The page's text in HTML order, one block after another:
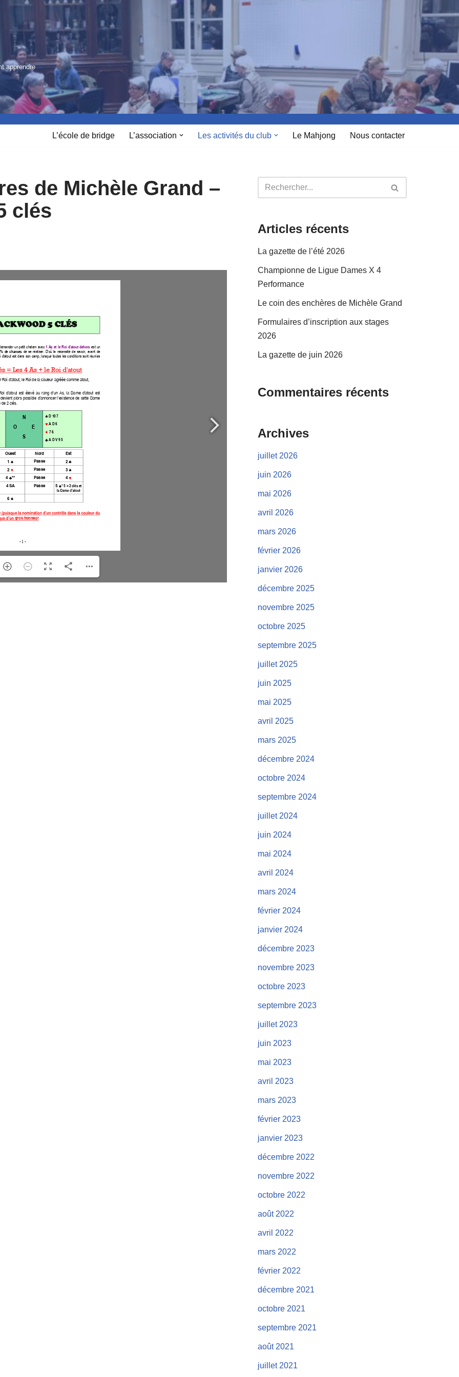
apprendre
L’école de bridge L’association Les activités du club Le Mahjong Nous contacter
de Michèle Grand –
clés
Articles récents
La gazette de l’été 2026
Championne de Ligue Dames X 4
Performance
Le coin des enchères de Michèle Grand
Formulaires d’inscription aux stages
2026
La gazette de juin 2026
Commentaires récents
Archives
juillet 2026
juin 2026
mai 2026
avril 2026
mars 2026
février 2026
janvier 2026
décembre 2025
novembre 2025
octobre 2025
septembre 2025
juillet 2025
juin 2025
mai 2025
avril 2025
mars 2025
décembre 2024
octobre 2024
septembre 2024
juillet 2024
juin 2024
mai 2024
avril 2024
mars 2024
février 2024
janvier 2024
décembre 2023
novembre 2023
octobre 2023
septembre 2023
juillet 2023
juin 2023
mai 2023
avril 2023
mars 2023
février 2023
janvier 2023
décembre 2022
novembre 2022
octobre 2022
août 2022
avril 2022
mars 2022
février 2022
décembre 2021
octobre 2021
septembre 2021
août 2021
juillet 2021